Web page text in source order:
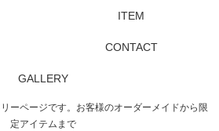
ーページです。お客様のオーダーメイドから限
定アイテムまで
ITEM
CONTACT
GALLERY